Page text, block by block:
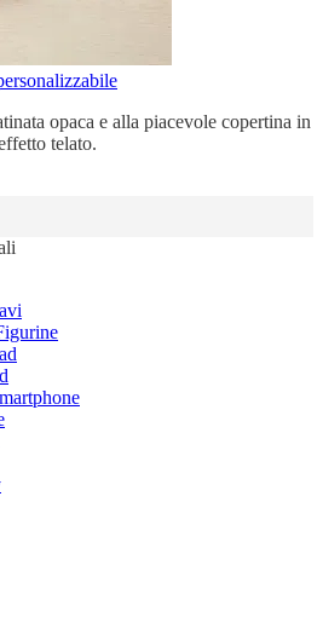
opaca e alla piacevole copertina in
telato.